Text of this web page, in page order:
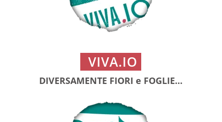
VIVA.IO
DIVERSAMENTE FIORI e FOGLIE…